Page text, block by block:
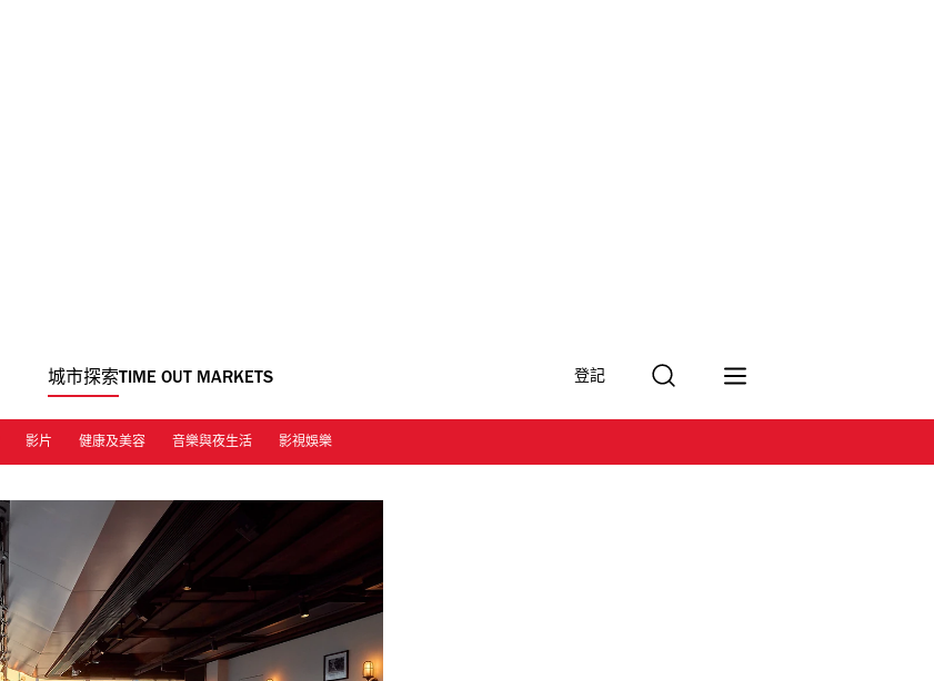
城市探索TIME OUT MARKETS 登記
影片 健康及美容 音樂與夜生活 影視娛樂